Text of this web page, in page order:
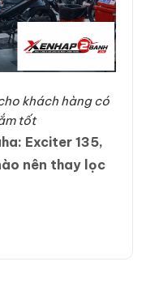
khách hàng có
tốt
Exciter 135,
nên thay lọc